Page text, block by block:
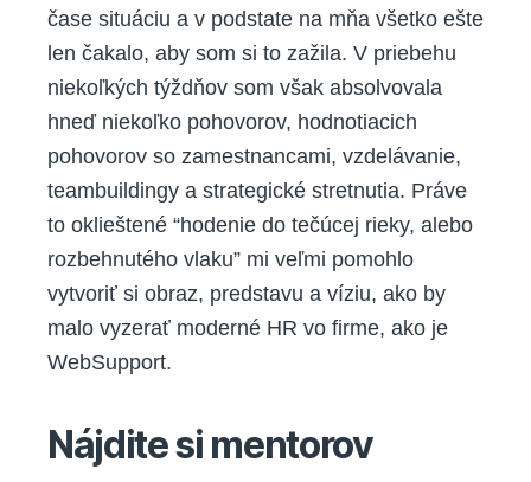
čase situáciu a v podstate na mňa všetko ešte
len čakalo, aby som si to zažila. V priebehu
niekoľkých týždňov som však absolvovala
hneď niekoľko pohovorov, hodnotiacich
pohovorov so zamestnancami, vzdelávanie,
teambuildingy a strategické stretnutia. Práve
to oklieštené “hodenie do tečúcej rieky, alebo
rozbehnutého vlaku” mi veľmi pomohlo
vytvoriť si obraz, predstavu a víziu, ako by
malo vyzerať moderné HR vo firme, ako je
WebSupport.
Nájdite si mentorov